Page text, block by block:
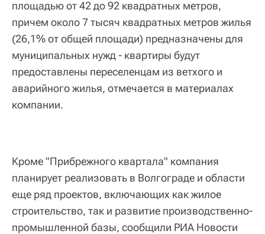
площадью от 42 до 92 квадратных метров,
причем около 7 тысяч квадратных метров жилья
(26,1% от общей площади) предназначены для
муниципальных нужд - квартиры будут
предоставлены переселенцам из ветхого и
аварийного жилья, отмечается в материалах
компании.
Кроме "Прибрежного квартала" компания
планирует реализовать в Волгограде и области
еще ряд проектов, включающих как жилое
строительство, так и развитие производственно-
промышленной базы, сообщили РИА Новости